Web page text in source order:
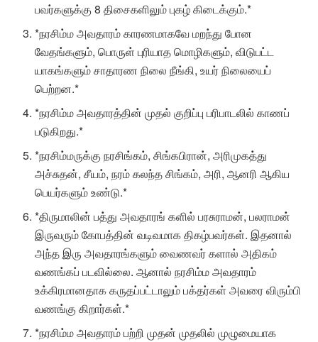
பவர்களுக்கு 8 திசைகளிலும் புகழ் கிடைக்கும்.*
*நரசிம்ம அவதாரம் காரணமாகவே மறந்து போன
வேதங்களும், பொருள் புரியாத மொழிகளும், விடுபட்ட
யாகங்களும் சாதாரண நிலை நீங்கி, உயர் நிலையைப்
பெற்றன.*
*நரசிம்ம அவதாரத்தின் முதல் குறிப்பு பரிபாடலில் காணப்
படுகிறது.*
*நரசிம்மருக்கு நரசிங்கம், சிங்கபிரான், அரிமுகத்து
அச்சுதன், சீயம், நரம் கலந்த சிங்கம், அரி, ஆனரி ஆகிய
பெயர்களும் உண்டு.*
*திருமாலின் பத்து அவதாரங் களில் பரசுராமன், பலராமன்
இருவரும் கோபத்தின் வடிவமாக திகழ்பவர்கள். இதனால்
அந்த இரு அவதாரங்களும் வைணவர் களால் அதிகம்
வணங்கப் படவில்லை. ஆனால் நரசிம்ம அவதாரம்
உக்கிரமானதாக கருதப்பட்டாலும் பக்தர்கள் அவரை விரும்பி
வணங்கு கிறார்கள்.*
*நரசிம்ம அவதாரம் பற்றி முதன் முதலில் முழுமையாக